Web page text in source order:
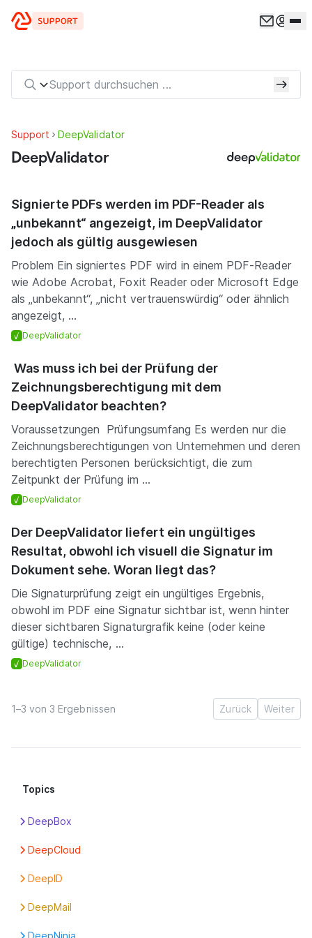
Support DeepValidator
DeepValidator
Signierte PDFs werden im PDF-Reader als
„unbekannt“ angezeigt, im DeepValidator
jedoch als gültig ausgewiesen
Problem Ein signiertes PDF wird in einem PDF-Reader
wie Adobe Acrobat, Foxit Reader oder Microsoft Edge
als „unbekannt“, „nicht vertrauenswürdig“ oder ähnlich
angezeigt, ...
DeepValidator
Was muss ich bei der Prüfung der
Zeichnungsberechtigung mit dem
DeepValidator beachten?
Voraussetzungen Prüfungsumfang Es werden nur die
Zeichnungsberechtigungen von Unternehmen und deren
berechtigten Personen berücksichtigt, die zum
Zeitpunkt der Prüfung im ...
DeepValidator
Der DeepValidator liefert ein ungültiges
Resultat, obwohl ich visuell die Signatur im
Dokument sehe. Woran liegt das?
Die Signaturprüfung zeigt ein ungültiges Ergebnis,
obwohl im PDF eine Signatur sichtbar ist, wenn hinter
dieser sichtbaren Signaturgrafik keine (oder keine
gültige) technische, ...
DeepValidator
1–3 von 3 Ergebnissen Zurück Weiter
Topics
DeepBox
DeepPortal
Erste Schritte
DeepCloud
Boxen
Erste Schritte
DeepID
DeepMail
DeepNinja